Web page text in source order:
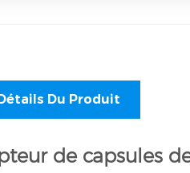
Du Produit
de capsules